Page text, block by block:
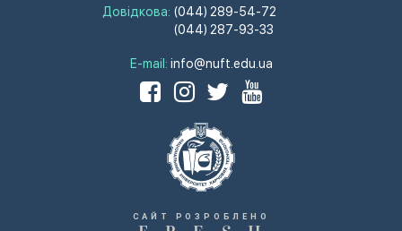
Довідкова: (044) 289-54-72
(044) 287-93-33
E-mail: info@nuft.edu.ua
САЙТ РОЗРОБЛЕНО